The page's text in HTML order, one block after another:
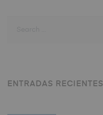
ENTRADAS RECIENTES